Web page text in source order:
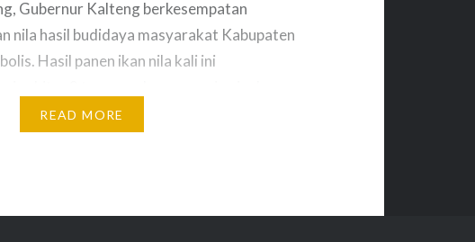
Gubernur Kalteng berkesempatan
nila hasil budidaya masyarakat Kabupaten
Hasil panen ikan nila kali ini
panen, Teras didampingi Bupati Katingan
Wakil Bupati Sakariyas serta kepala Dinas
READ MORE